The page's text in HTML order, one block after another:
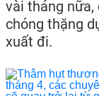
vài tháng nữa,
chóng thặng
xuất đi.